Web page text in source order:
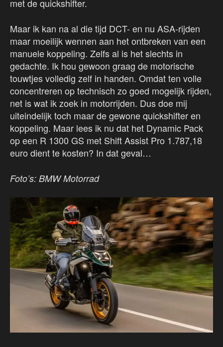
met de quickshifter.
Maar ik kan na al die tijd DCT- en nu ASA-rijden
maar moeilijk wennen aan het ontbreken van een
manuele koppeling. Zelfs al is het slechts in
gedachte. Ik hou gewoon graag de motorische
touwtjes volledig zelf in handen. Omdat ten volle
concentreren op technisch zo goed mogelijk rijden,
net is wat ik zoek in motorrijden. Dus doe mij
uiteindelijk toch maar de gewone quickshifter en
koppeling. Maar lees ik nu dat het Dynamic Pack
op een R 1300 GS met Shift Assist Pro 1.787,18
euro dient te kosten? In dat geval…
Foto’s: BMW Motorrad